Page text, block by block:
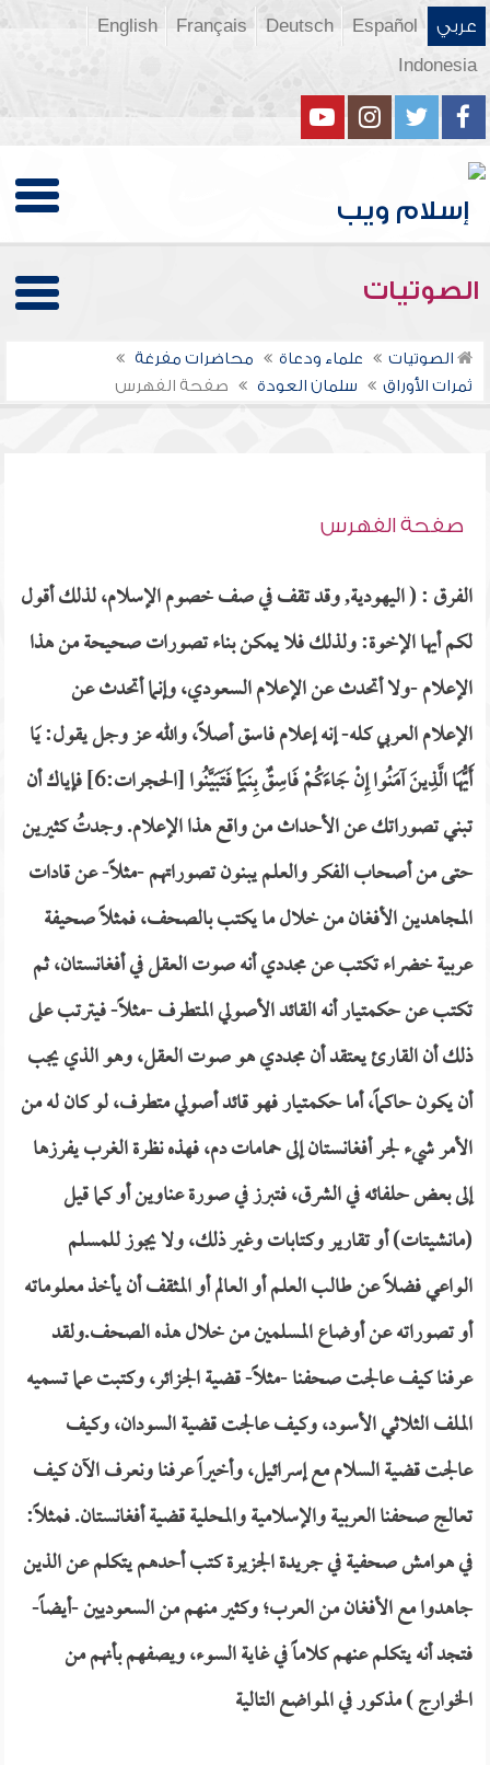
عربي Español
Deutsch
Français
English
Indonesia
الصوتيات
الصوتيات علماء ودعاة
محاضرات مفرغة
ثمرات الأوراق
سلمان العودة صفحة الفهرس
صفحة الفهرس
الفرق : ( اليهودية, وقد تقف في صف خصوم الإسلام، لذلك أقول
لكم أيها الإخوة: ولذلك فلا يمكن بناء تصورات صحيحة من هذا
الإعلام -ولا أتحدث عن الإعلام السعودي، وإنما أتحدث عن
الإعلام العربي كله- إنه إعلام فاسق أصلاً، والله عز وجل يقول: يَا
أَيُّهَا الَّذِينَ آمَنُوا إِنْ جَاءَكُمْ فَاسِقٌ بِنَبَأٍ فَتَبَيَّنُوا [الحجرات:6] فإياك أن
تبني تصوراتك عن الأحداث من واقع هذا الإعلام. وجدتُ كثيرين
حتى من أصحاب الفكر والعلم يبنون تصوراتهم -مثلاً- عن قادات
المجاهدين الأفغان من خلال ما يكتب بالصحف، فمثلاً صحيفة
عربية خضراء تكتب عن مجددي أنه صوت العقل في أفغانستان، ثم
تكتب عن حكمتيار أنه القائد الأصولي المتطرف -مثلاً- فيترتب على
ذلك أن القارئ يعتقد أن مجددي هو صوت العقل، وهو الذي يجب
أن يكون حاكماً، أما حكمتيار فهو قائد أصولي متطرف، لو كان له من
الأمر شيء لجر أفغانستان إلى حمامات دم، فهذه نظرة الغرب يفرزها
إلى بعض حلفائه في الشرق، فتبرز في صورة عناوين أو كما قيل
(مانشيتات) أو تقارير وكتابات وغير ذلك، ولا يجوز للمسلم
الواعي فضلاً عن طالب العلم أو العالم أو المثقف أن يأخذ معلوماته
أو تصوراته عن أوضاع المسلمين من خلال هذه الصحف.ولقد
عرفنا كيف عالجت صحفنا -مثلاً- قضية الجزائر، وكتبت عما تسميه
الملف الثلاثي الأسود، وكيف عالجت قضية السودان، وكيف
عالجت قضية السلام مع إسرائيل، وأخيراً عرفنا ونعرف الآن كيف
تعالج صحفنا العربية والإسلامية والمحلية قضية أفغانستان. فمثلاً:
في هوامش صحفية في جريدة الجزيرة كتب أحدهم يتكلم عن الذين
جاهدوا مع الأفغان من العرب؛ وكثير منهم من السعوديين -أيضاً-
فتجد أنه يتكلم عنهم كلاماً في غاية السوء، ويصفهم بأنهم من
الخوارج ) مذكور في المواضع التالية